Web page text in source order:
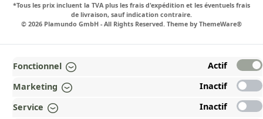
*Tous les prix incluent la TVA plus les frais d'expédition et les éventuels frais
de livraison, sauf indication contraire.
© 2026 Plamundo GmbH - All Rights Reserved. Theme by ThemeWare®
Fonctionnel
Actif
Marketing
Inactif
Service
Inactif